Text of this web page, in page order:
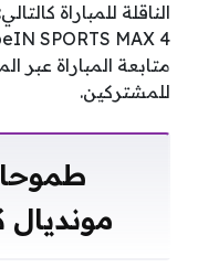
الناقلة للمباراة كالتالي:
متابعة المباراة عبر
للمشتركين.
مونديال